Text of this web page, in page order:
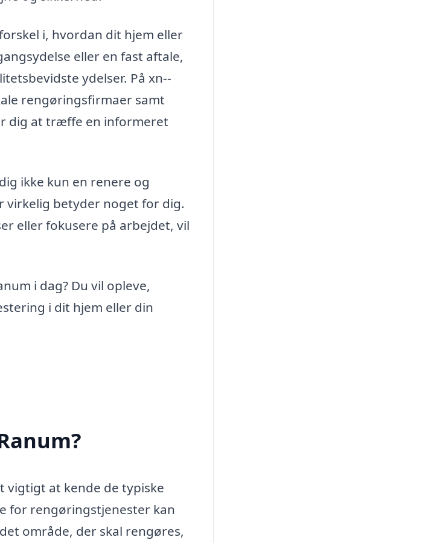
i, hvordan dit hjem eller
eller en fast aftale,
ydelser. På xn--
rengøringsfirmaer samt
dig at træffe en informeret
ikke kun en renere og
virkelig betyder noget for dig.
eller fokusere på arbejdet, vil
i dag? Du vil opleve,
i dit hjem eller din
vigtigt at kende de typiske
for rengøringstjenester kan
område, der skal rengøres,